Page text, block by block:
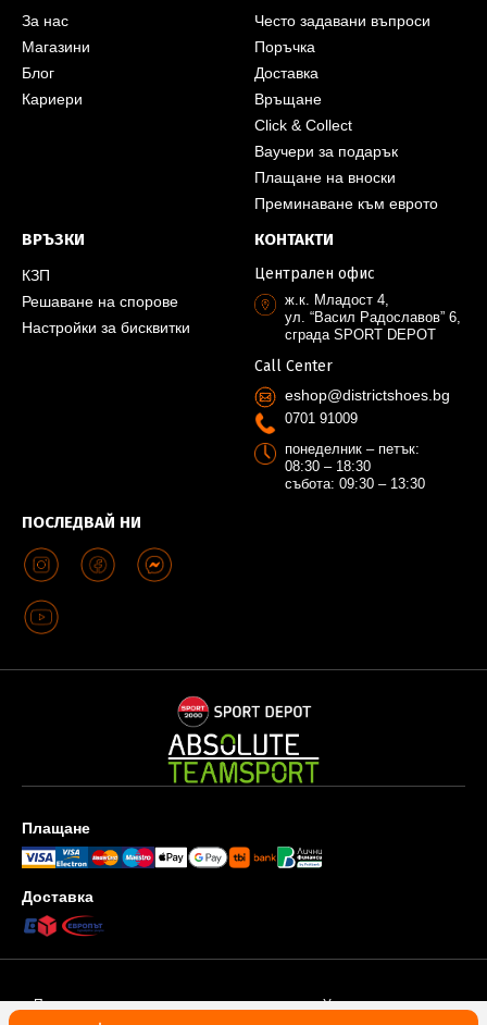
За нас
Магазини
Блог
Кариери
Често задавани въпроси
Поръчка
Доставка
Връщане
Click & Collect
Ваучери за подарък
Плащане на вноски
Преминаване към еврото
ВРЪЗКИ
КЗП
Решаване на спорове
Настройки за бисквитки
ПОСЛЕДВАЙ НИ
КОНТАКТИ
Централен офис
ж.к. Младост 4,
ул. “Васил Радославов” 6,
сграда SPORT DEPOT
Call Center
eshop@districtshoes.bg
0701 91009
понеделник – петък:
08:30 – 18:30
събота: 09:30 – 13:30
Плащане
Доставка
Поверителност и защита на личните данни
Условия за ползване